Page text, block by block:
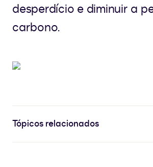
desperdício e diminuir a
carbono.
Tópicos relacionados